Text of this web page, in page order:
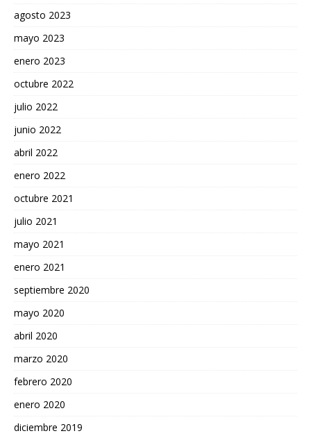
agosto 2023
mayo 2023
enero 2023
octubre 2022
julio 2022
junio 2022
abril 2022
enero 2022
octubre 2021
julio 2021
mayo 2021
enero 2021
septiembre 2020
mayo 2020
abril 2020
marzo 2020
febrero 2020
enero 2020
diciembre 2019